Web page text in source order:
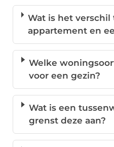
Wat is het verschil
appartement en
Welke
voor een gezin?
Wat is een
grenst deze aan?